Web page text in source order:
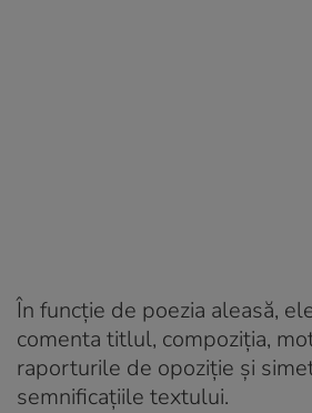
În funcție de poezia aleasă,
comenta titlul, compoziția,
raporturile de opoziție și
semnificațiile textului.